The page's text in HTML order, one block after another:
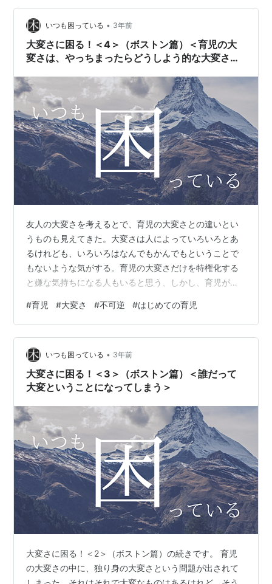
の人の大変さなんて考えることもできなかった。 そんな
僕がボストンで人から助けてもらったという話。障害児
と多胎児の育児という客観的に見て大変だと思われてし
まう育児もあるけれども、はじめての育児はそれ…
いつも困っている • 3年前
大変さに困る！＜4＞（ボストン篇）＜育児の大
変さは、やっちまったらどうしよう的な大変さも
友人の大変さを考えるとで、育児の大変さとの違いとい
うものも見えてきた。大変さは人によっていろいろとあ
るけれども、いろいろはなんでもかんでもということで
もないような気がする。育児の大変さだけを特権化する
と嫌な気持ちになる人もいると思う、しかし、育児が困
と嬉しいです。 困ったことがあった。 育児という不可逆
な大変さは、環境によっても左右される。赤ちゃん1人に
対して、どのような設備が用意できるのか、対応できる
大人は何人いるのか、世話をする保護者の経験や能力は
十分か、金銭面のフォローができるのか、各自治体によ
る行政の助けはどの程度期待できるのか等。赤ち…
#育児 #大変さ #不可逆 #はじめての育児
いつも困っている • 3年前
大変さに困る！＜3＞（ボストン篇）＜誰だって
大変ということになってしまう＞
大変さに困る！＜2＞（ボストン篇）の続きです。 育児
の大変さの中に、独り身の大変さという問題が出されて